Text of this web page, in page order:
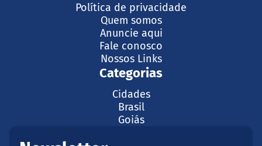
Política de privacidade
Quem somos
Anuncie aqui
Fale conosco
Nossos Links
Categorias
Cidades
Brasil
Goiás